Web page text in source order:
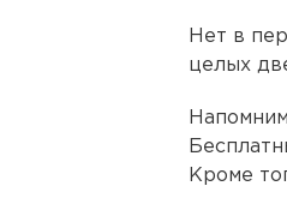
Нет в
целых
Кроме